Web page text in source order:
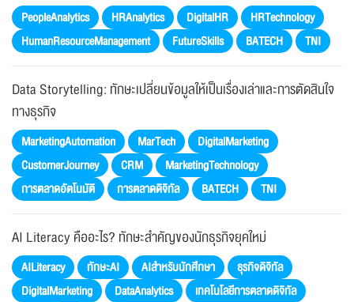
PeopleAnalytics HRAnalytics DigitalHR
HRTechnology
HumanResourceManagement
FutureSkills BATECH TNI
Data Storytelling: ทักษะเปลี่ยนข้อมูลให้เป็นเรื่องเล่าและการตัดสินใจ
ทางธุรกิจ
MarketingAutomation MarTech
DigitalMarketing
CustomerJourney
CRM
MarketingTechnology
การตลาดอัตโนมัติ
การตลาดดิจิทัล BATECH TNI
AI Literacy คืออะไร? ทักษะสำคัญของนักธุรกิจยุคใหม่
AILiteracy ทักษะAI AIสำหรับนักศึกษา
ธุรกิจดิจิทัล
DigitalMarketing
DataAnalytics
เทคโนโลยีการตลาดดิจิทัล